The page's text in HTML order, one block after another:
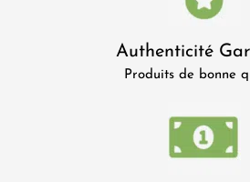
Authenticité
Produits de bonne